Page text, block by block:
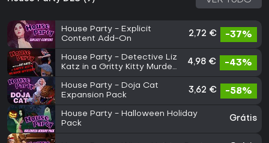
House Party - Explicit
Content Add-On
2,72 € -37%
House Party - Detective Liz
Katz in a Gritty Kitty Murder
4,98 € -43%
House Party - Doja Cat
Expansion Pack
3,62 € -58%
House Party - Halloween Holiday
Pack
Grátis